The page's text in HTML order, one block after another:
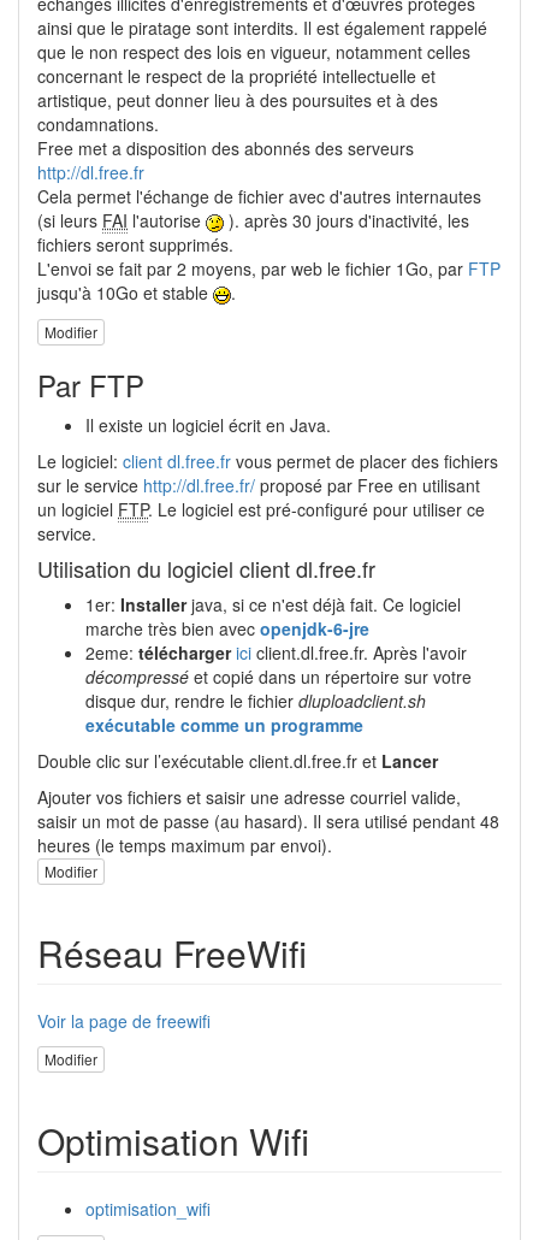
ainsi que le piratage sont interdits. Il est également rappelé
que le non respect des lois en vigueur, notamment celles
concernant le respect de la propriété intellectuelle et
artistique, peut donner lieu à des poursuites et à des
condamnations.
Free met a disposition des abonnés des serveurs
http://dl.free.fr
Cela permet l'échange de fichier avec d'autres internautes
(si leurs FAI l'autorise
). après 30 jours d'inactivité, les
fichiers seront supprimés.
L'envoi se fait par 2 moyens, par web le fichier 1Go, par FTP
jusqu'à 10Go et stable
.
Modifier
Par FTP
Il existe un logiciel écrit en Java.
Le logiciel: client dl.free.fr vous permet de placer des fichiers
sur le service http://dl.free.fr/ proposé par Free en utilisant
un logiciel FTP. Le logiciel est pré-configuré pour utiliser ce
service.
Utilisation du logiciel client dl.free.fr
1er: Installerjava, si ce n'est déjà fait. Ce logiciel
marche très bien avec openjdk-6-jre
2eme: télécharger ici client.dl.free.fr. Après l'avoir
décompressé et copié dans un répertoire sur votre
disque dur, rendre le fichier dluploadclient.sh
exécutable comme un programme
Double clic sur l’exécutable client.dl.free.fr et Lancer
Ajouter vos fichiers et saisir une adresse courriel valide,
saisir un mot de passe (au hasard). Il sera utilisé pendant 48
heures (le temps maximum par envoi).
Modifier
Réseau FreeWifi
Voir la page de freewifi
Modifier
Optimisation Wifi
optimisation_wifi